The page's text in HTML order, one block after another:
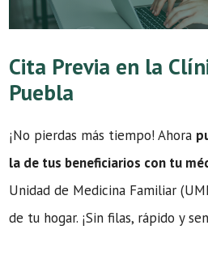
Cita Previa en la
Puebla
¡No pierdas más tiempo! Ahora
la de tus beneficiarios con tu
Unidad de Medicina Familiar
de tu hogar. ¡Sin filas, rápido y